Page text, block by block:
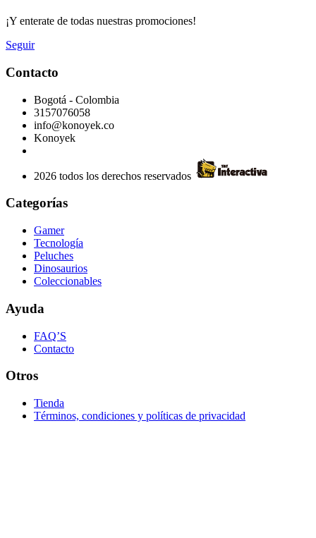
¡Y enterate de todas nuestras promociones!
Seguir
Contacto
Bogotá - Colombia
3157076058
info@konoyek.co
Konoyek
2026 todos los derechos reservados
Categorías
Gamer
Tecnología
Peluches
Dinosaurios
Coleccionables
Ayuda
FAQ’S
Contacto
Otros
Tienda
Términos, condiciones y políticas de privacidad